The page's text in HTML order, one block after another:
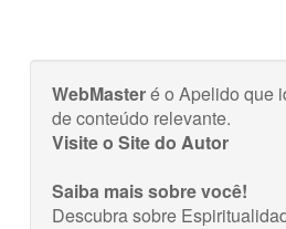
WebMasteré o Apelido que
de conteúdo relevante.
Visite o Site do Autor
Saiba mais sobre você!
Descubra sobre